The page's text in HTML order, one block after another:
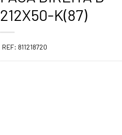
212X50-K(87)
REF: 811218720